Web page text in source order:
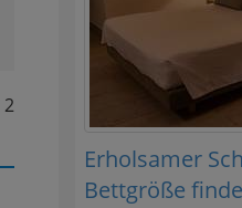
2
Erholsamer
Bettgröße